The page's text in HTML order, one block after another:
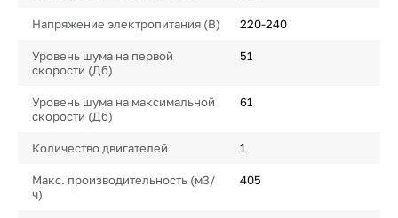
Напряжение электропитания (В) 220-240
Уровень шума на первой
скорости (Дб)
51
Уровень шума на максимальной
скорости (Дб)
61
Количество двигателей 1
Макс. производительность (м3/
ч)
405